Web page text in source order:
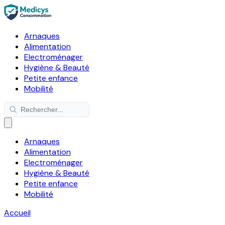
Arnaques
Alimentation
Electroménager
Hygiène & Beauté
Petite enfance
Mobilité
Arnaques
Alimentation
Electroménager
Hygiène & Beauté
Petite enfance
Mobilité
Accueil